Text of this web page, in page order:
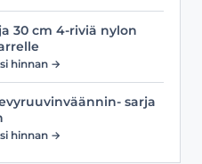
30 cm 4-riviä nylon
hinnan →
sarja
hinnan →